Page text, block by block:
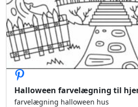
Halloween farvelægning til
farvelægning halloween hus